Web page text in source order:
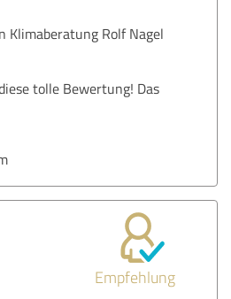
Klimaberatung Rolf Nagel
tolle Bewertung! Das
Empfehlung